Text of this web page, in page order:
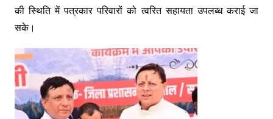
की स्थिति में पत्रकार परिवारों को त्वरित सहायता उपलब्ध कराई जा
सके।